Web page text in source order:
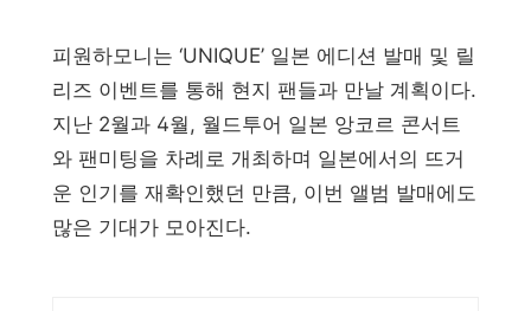
피원하모니는 ‘UNIQUE’ 일본 에디션 발매 및 릴
리즈 이벤트를 통해 현지 팬들과 만날 계획이다.
지난 2월과 4월, 월드투어 일본 앙코르 콘서트
와 팬미팅을 차례로 개최하며 일본에서의 뜨거
운 인기를 재확인했던 만큼, 이번 앨범 발매에도
많은 기대가 모아진다.